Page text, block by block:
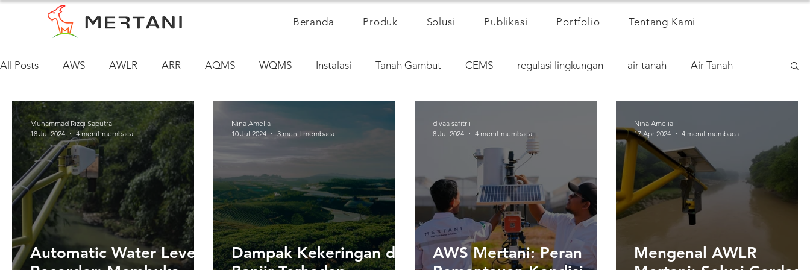
Beranda Produk Solusi Publikasi Portfolio Tentang Kami
All Posts AWS AWLR ARR AQMS WQMS Instalasi Tanah Gambut CEMS regulasi lingkungan air tanah Air Tanah
Siklus Air Tanah
Automatic Water Level
Muhammad Rizqi Saputra
18 Jul 2024
4 menit membaca
Dampak Kekeringan dan
Nina Amelia
10 Jul 2024
3 menit membaca
AWS Mertani: Peran
divaa safitrii
8 Jul 2024
4 menit membaca
Mengenal AWLR
Nina Amelia
17 Apr 2024
4 menit membaca